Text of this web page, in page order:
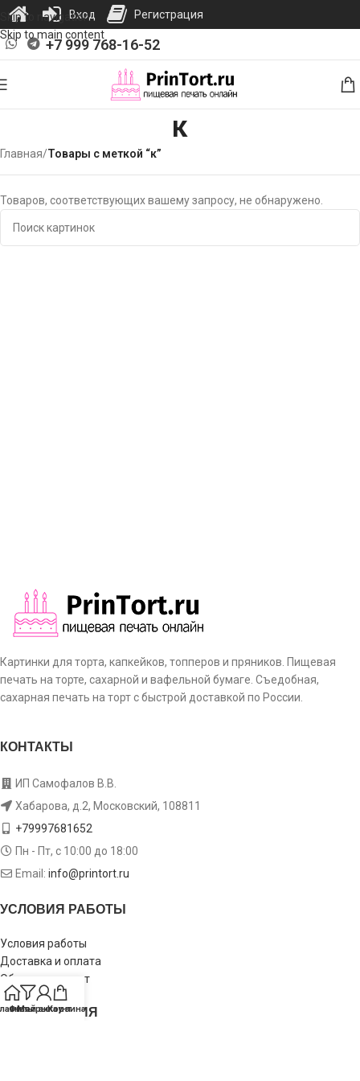
Skip to navigation
Skip to main content
+7 999 768-16-52
к
Главная/Товары с меткой “к”
Товаров, соответствующих вашему запросу, не обнаружено.
Картинки для торта, капкейков, топперов и пряников. Пищевая
печать на торте, сахарной и вафельной бумаге. Съедобная,
сахарная печать на торт с быстрой доставкой по России.
КОНТАКТЫ
ИП Самофалов В.В.
Хабарова, д.2, Московский, 108811
+79997681652
Пн - Пт, с 10:00 до 18:00
Email: info@printort.ru
УСЛОВИЯ РАБОТЫ
Условия работы
Доставка и оплата
Обмен и возврат
ИНФОРМАЦИЯ
Фильтры
Мой аккаунт
Корзина
Вход Регистрация